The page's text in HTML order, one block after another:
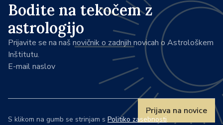
Bodite na tekočem z
astrologijo
Prijavite se na naš novičnik o zadnjih novicah o Astrološkem
Inštitutu.
E-mail naslov
Prijava na novice
S klikom na gumb se strinjam s Politiko zasebnosti.